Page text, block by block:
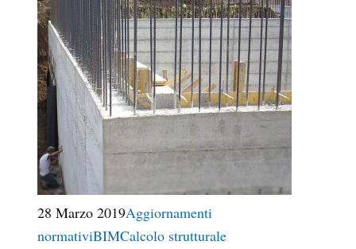
28 Marzo 2019Aggiornamenti
normativiBIMCalcolo strutturale